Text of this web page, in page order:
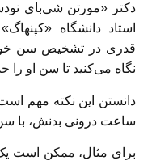
استاد دانشگاه
قدری در تشخیص سن
نگاه می‌کنید تا سن او را
دانستن این نکته مهم
ساعت درونی بدنش، با